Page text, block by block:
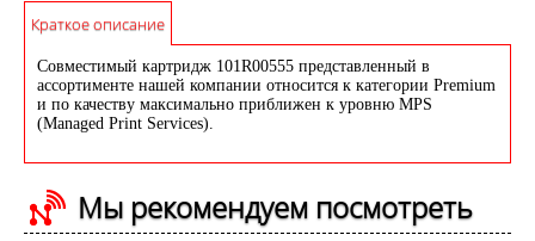
Краткое описание
Совместимый картридж 101R00555 представленный в
ассортименте нашей компании относится к категории Premium
и по качеству максимально приближен к уровню MPS
(Managed Print Services).
Мы рекомендуем посмотреть